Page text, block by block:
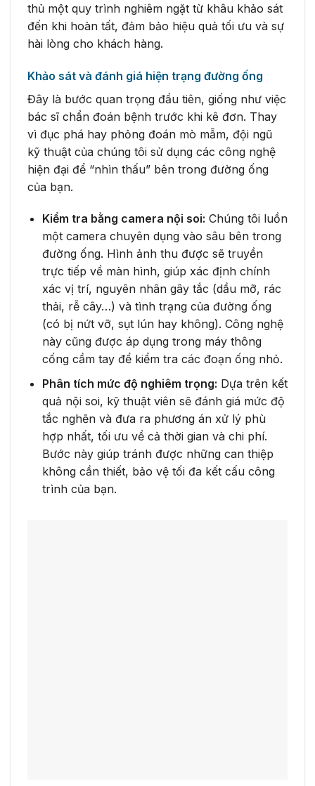
thủ một quy trình nghiêm ngặt từ khâu khảo sát
đến khi hoàn tất, đảm bảo hiệu quả tối ưu và sự
hài lòng cho khách hàng.
Khảo sát và đánh giá hiện trạng đường ống
Đây là bước quan trọng đầu tiên, giống như việc
bác sĩ chẩn đoán bệnh trước khi kê đơn. Thay
vì đục phá hay phỏng đoán mò mẫm, đội ngũ
kỹ thuật của chúng tôi sử dụng các công nghệ
hiện đại để “nhìn thấu” bên trong đường ống
của bạn.
Kiểm tra bằng camera nội soi: Chúng tôi luồn
một camera chuyên dụng vào sâu bên trong
đường ống. Hình ảnh thu được sẽ truyền
trực tiếp về màn hình, giúp xác định chính
xác vị trí, nguyên nhân gây tắc (dầu mỡ, rác
thải, rễ cây…) và tình trạng của đường ống
(có bị nứt vỡ, sụt lún hay không). Công nghệ
này cũng được áp dụng trong máy thông
cống cầm tay để kiểm tra các đoạn ống nhỏ.
Phân tích mức độ nghiêm trọng: Dựa trên kết
quả nội soi, kỹ thuật viên sẽ đánh giá mức độ
tắc nghẽn và đưa ra phương án xử lý phù
hợp nhất, tối ưu về cả thời gian và chi phí.
Bước này giúp tránh được những can thiệp
không cần thiết, bảo vệ tối đa kết cấu công
trình của bạn.